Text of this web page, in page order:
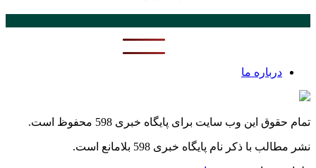
درباره ما
تمام حقوق این وب سایت برای پایگاه خبری 598 محفوظ است.
نشر مطالب با ذکر نام پایگاه خبری 598 بلامانع است.